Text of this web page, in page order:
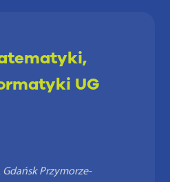
UG
Gdańsk Przymorze-